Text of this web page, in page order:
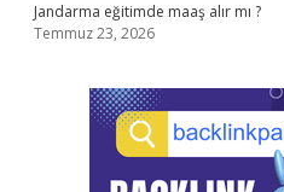
Jandarma eğitimde maaş alır mı ?
Temmuz 23, 2026